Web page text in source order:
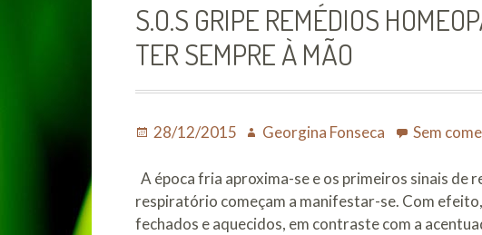
entre
Arte
e
Ciência
da
Doença
S.O.S GRIPE REMÉDIOS
TER SEMPRE À MÃO
Posted
28/12/2015 Author
Georgina Fonseca Sem
A época fria aproxima-se e os primeiros sinais
respiratório começam a manifestar-se. Com
fechados e aquecidos, em contraste com a